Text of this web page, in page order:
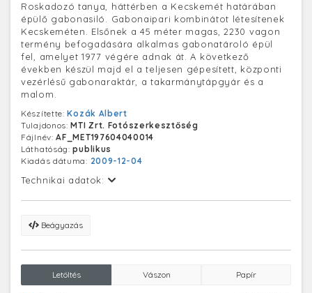
Roskadozó tanya, háttérben a Kecskemét határában
épülő gabonasiló. Gabonaipari kombinátot létesítenek
Kecskeméten. Elsőnek a 45 méter magas, 2230 vagon
termény befogadására alkalmas gabonatároló épül
fel, amelyet 1977 végére adnak át. A következő
években készül majd el a teljesen gépesített, központi
vezérlésű gabonaraktár, a takarmánytápgyár és a
malom.
Készítette:Kozák Albert
Tulajdonos:MTI Zrt. Fotószerkesztőség
Fájlnév:AF_MET197604040014
Láthatóság:publikus
Kiadás dátuma: 2009-12-04
Technikai adatok:
Beágyazás
Letöltés Vászon Papír